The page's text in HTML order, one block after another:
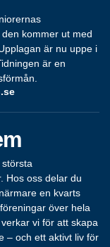
kommer ut med
är nu uppe i
är en
Hos oss delar du
en kvarts
över hela
vi för att skapa
– och ett aktivt liv för